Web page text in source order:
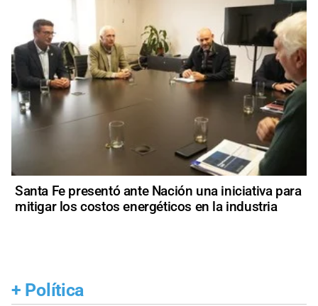
Santa Fe presentó ante Nación una iniciativa para
mitigar los costos energéticos en la industria
+ Política